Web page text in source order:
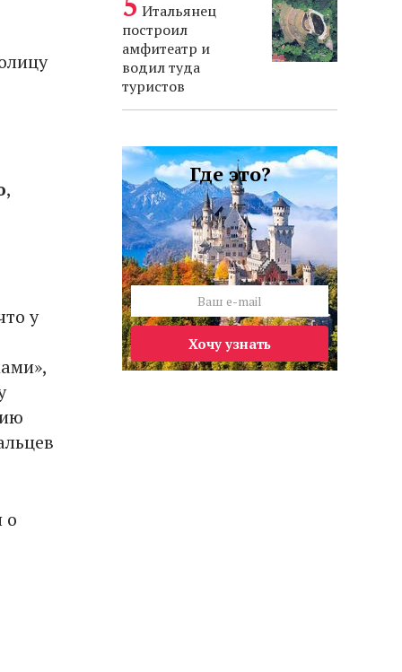
,
у
о
Итальянец
построил
амфитеатр и
водил туда
туристов
Где это?
Хочу узнать